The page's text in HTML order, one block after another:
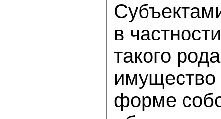
в
такого
имущество
форме